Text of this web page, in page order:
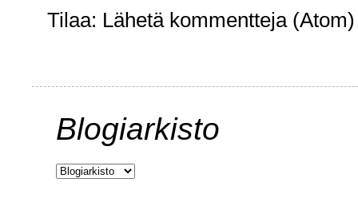
Tilaa: Lähetä kommentteja (Atom)
Blogiarkisto